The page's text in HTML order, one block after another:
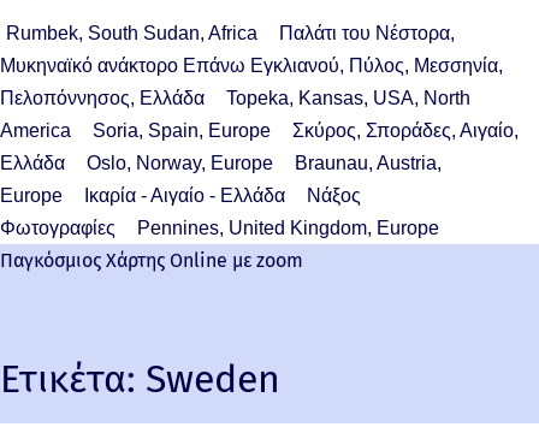
Rumbek, South Sudan, Africa
Παλάτι του Νέστορα,
Μυκηναϊκό ανάκτορο Επάνω Εγκλιανού, Πύλος, Μεσσηνία,
Πελοπόννησος, Ελλάδα
Topeka, Kansas, USA, North
America
Soria, Spain, Europe
Σκύρος, Σποράδες, Αιγαίο,
Ελλάδα
Oslo, Norway, Europe
Braunau, Austria,
Europe
Ικαρία - Αιγαίο - Ελλάδα
Νάξος
Φωτογραφίες
Pennines, United Kingdom, Europe
Παγκόσμιος Χάρτης Online με zoom
Ετικέτα: Sweden